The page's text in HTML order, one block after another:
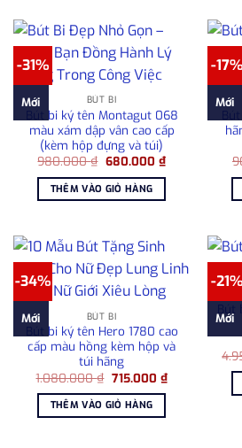
-31%
Mới BÚT BI
Bút bi ký tên Montagut 068
màu xám dập vân cao cấp
(kèm hộp đựng và túi)
980.000₫ Giá
là:
980.000 ₫.
680.000 ₫Giá
hiện
680.000 ₫.
THÊM VÀO GIỎ HÀNG
-17%
Mới
-34%
Mới BÚT BI
Bút bi ký tên Hero 1780 cao
cấp màu hồng kèm hộp và
túi hãng
1.080.000₫ Giá
là:
1.080.000 ₫.
715.000 ₫Giá
hiện
THÊM VÀO GIỎ HÀNG
-21%
Mới